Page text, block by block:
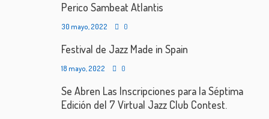
Perico Sambeat Atlantis
30 mayo, 2022 0
Festival de Jazz Made in Spain
18 mayo, 2022 0
Se Abren Las Inscripciones para la Séptima
Edición del 7 Virtual Jazz Club Contest.